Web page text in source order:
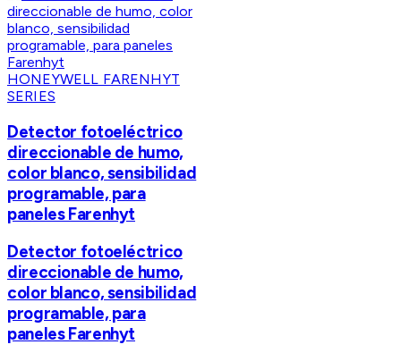
HONEYWELL FARENHYT
SERIES
Detector fotoeléctrico
direccionable de humo,
color blanco, sensibilidad
programable, para
paneles Farenhyt
Detector fotoeléctrico
direccionable de humo,
color blanco, sensibilidad
programable, para
paneles Farenhyt